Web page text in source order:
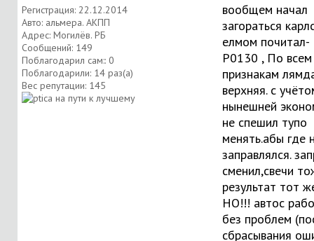
Регистрация: 22.12.2014
Авто: альмера. АКПП
Адрес: Могилёв. РБ
Сообщений: 149
Поблагодарил сам:: 0
Поблагодарили: 14 раз(а)
Вес репутации: 145
вообщем начал
загораться
елмом почитал-
P0130 , По всем
признакам
верхняя. с
нынешней
не спешил тупо
менять.абы где
заправлялся.
сменил,свечи
результат тот
НО!!! автос
без проблем
сбрасывания